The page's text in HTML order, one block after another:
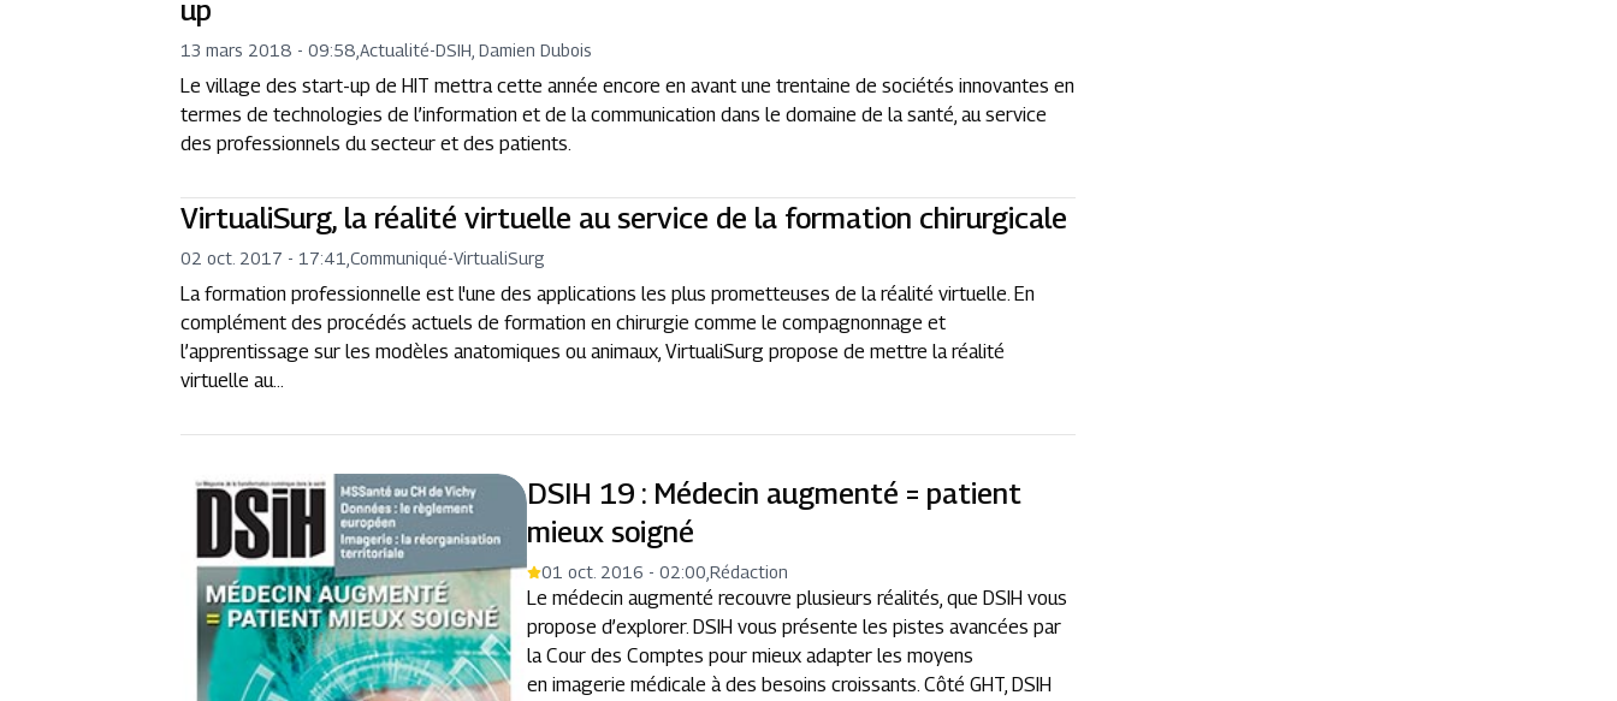
up
13 mars 2018 - 09:58 ,Actualité-DSIH, Damien Dubois
Le village des start-up de HIT mettra cette année encore en avant une trentaine de sociétés innovantes en
termes de technologies de l’information et de la communication dans le domaine de la santé, au service
des professionnels du secteur et des patients.
VirtualiSurg, la réalité virtuelle au service de la formation chirurgicale
02 oct. 2017 - 17:41 ,Communiqué-VirtualiSurg
La formation professionnelle est l'une des applications les plus prometteuses de la réalité virtuelle. En
complément des procédés actuels de formation en chirurgie comme le compagnonnage et
l’apprentissage sur les modèles anatomiques ou animaux, VirtualiSurg propose de mettre la réalité
virtuelle au...
DSIH 19 : Médecin augmenté = patient
mieux soigné
01 oct. 2016 - 02:00 ,Rédaction
Le médecin augmenté recouvre plusieurs réalités, que DSIH vous
propose d’explorer. DSIH vous présente les pistes avancées par
la Cour des Comptes pour mieux adapter les moyens
en imagerie médicale à des besoins croissants. Côté GHT, DSIH